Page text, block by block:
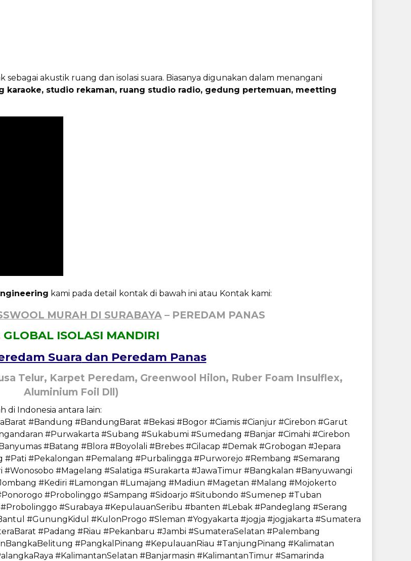
sebagai akustik ruang dan isolasi suara. Biasanya digunakan dalam menangani
karaoke, studio rekaman, ruang studio radio, gedung pertemuan, meetting
kami pada detail kontak di bawah ini atau Kontak kami:
MURAH DI SURABAYA– PEREDAM PANAS
GLOBAL ISOLASI MANDIRI
Suara dan Peredam Panas
Telur, Karpet Peredam, Greenwool Hilon, Ruber Foam Insulflex,
Aluminium Foil Dll)
di Indonesia antara lain:
#Bandung #BandungBarat #Bekasi #Bogor #Ciamis #Cianjur #Cirebon #Garut
#Purwakarta #Subang #Sukabumi #Sumedang #Banjar #Cimahi #Cirebon
#Batang #Blora #Boyolali #Brebes #Cilacap #Demak #Grobogan #Jepara
#Pekalongan #Pemalang #Purbalingga #Purworejo #Rembang #Semarang
#Magelang #Salatiga #Surakarta #JawaTimur #Bangkalan #Banyuwangi
#Kediri #Lamongan #Lumajang #Madiun #Magetan #Malang #Mojokerto
#Probolinggo #Sampang #Sidoarjo #Situbondo #Sumenep #Tuban
#Surabaya #KepulauanSeribu #banten #Lebak #Pandeglang #Serang
#GunungKidul #KulonProgo #Sleman #Yogyakarta #jogja #jogjakarta #Sumatera
#Padang #Riau #Pekanbaru #Jambi #SumateraSelatan #Palembang
#PangkalPinang #KepulauanRiau #TanjungPinang #Kalimatan
#KalimantanSelatan #Banjarmasin #KalimantanTimur #Samarinda